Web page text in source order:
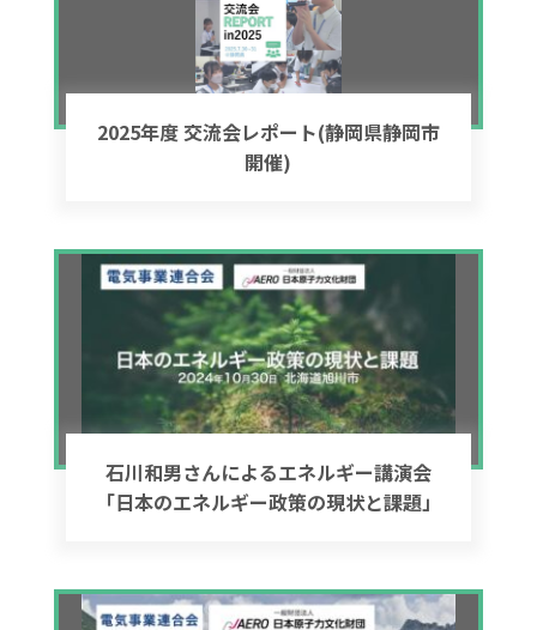
2025年度 交流会レポート(静岡県静岡市
開催)
石川和男さんによるエネルギー講演会
「日本のエネルギー政策の現状と課題」